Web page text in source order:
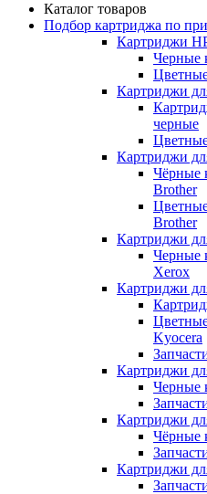
Каталог товаров
Подбор картриджа по
Картриджи
Черные
Картриджи
черные
Картриджи
Чёрные
Brother
Brother
Картриджи
Черные
Xerox
Картриджи
Kyocera
Картриджи
Черные
Картриджи
Чёрные
Картриджи